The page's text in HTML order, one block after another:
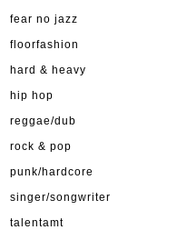
fear no jazz
floorfashion
hard & heavy
hip hop
reggae/dub
rock & pop
punk/hardcore
singer/songwriter
talentamt